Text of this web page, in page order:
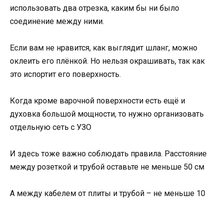
использовать два отрезка, каким бы ни было
соединение между ними.
Если вам не нравится, как выглядит шланг, можно
оклеить его плёнкой. Но нельзя окрашивать, так как
это испортит его поверхность.
Когда кроме варочной поверхности есть ещё и
духовка большой мощности, то нужно организовать
отдельную сеть с УЗО
И здесь тоже важно соблюдать правила. Расстояние
между розеткой и трубой оставьте не меньше 50 см
А между кабелем от плиты и трубой – не меньше 10